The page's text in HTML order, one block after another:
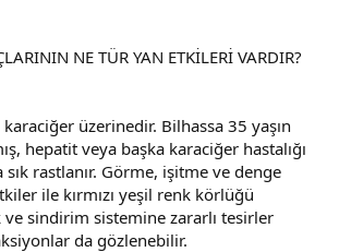
NE TÜR YAN ETKİLERİ VARDIR?
üzerinedir. Bilhassa 35 yaşın
hepatit veya başka karaciğer hastalığı
rastlanır. Görme, işitme ve denge
ile kırmızı yeşil renk körlüğü
sindirim sistemine zararlı tesirler
da gözlenebilir.